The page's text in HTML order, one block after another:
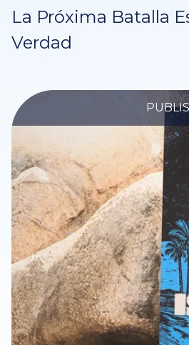
La Próxima Batalla
Verdad